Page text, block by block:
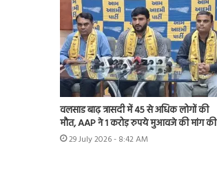
वलसाड बाढ़ त्रासदी में 45 से अधिक लोगों की
मौत, AAP ने 1 करोड़ रुपये मुआवजे की मांग की
29 July 2026 - 8:42 AM